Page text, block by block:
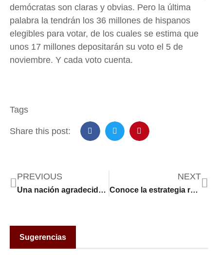
demócratas son claras y obvias. Pero la última
palabra la tendrán los 36 millones de hispanos
elegibles para votar, de los cuales se estima que
unos 17 millones depositarán su voto el 5 de
noviembre. Y cada voto cuenta.
Tags
Share this post:
PREVIOUS
Una nación agradecida rinde un cálido homenaje a Joe Biden
NEXT
Conoce la estrategia republicana para cortejar el voto latino
Sugerencias